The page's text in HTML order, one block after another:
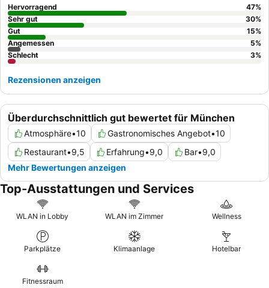
sollten Gäste ein Zimmer mit Gartenblick anfragen.
Überdurchschnittlich gut bewertet für München
Atmosphäre•10 Gastronomisches Angebot•10
Restaurant•9,5 Erfahrung•9,0 Bar•9,0
Mehr Bewertungen anzeigen
Hervorragend 47%
Sehr gut
30%
Gut
15%
Angemessen
5%
Schlecht
3%
Rezensionen anzeigen
Top-Ausstattungen und Services
WLAN in Lobby WLAN im Zimmer Wellness
Parkplätze Klimaanlage Hotelbar
Fitnessraum